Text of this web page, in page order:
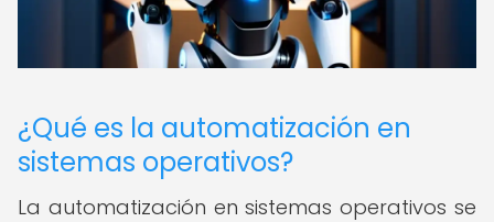
¿Qué es la automatización en
sistemas operativos?
La automatización en sistemas operativos se